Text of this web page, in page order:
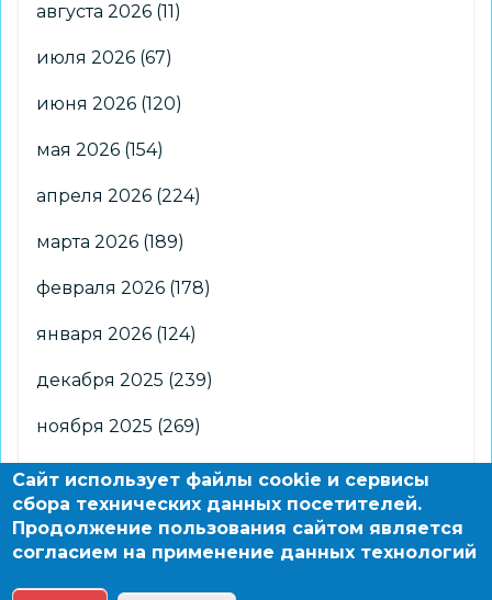
августа 2026 (11)
июля 2026 (67)
июня 2026 (120)
мая 2026 (154)
апреля 2026 (224)
марта 2026 (189)
февраля 2026 (178)
января 2026 (124)
декабря 2025 (239)
ноября 2025 (269)
октября 2025(266)
сентября 2025 (176)
августа 2025 (2)
Сайт использует файлы cookie и сервисы
сбора технических данных посетителей.
Продолжение пользования сайтом является
согласием на применение данных технологий